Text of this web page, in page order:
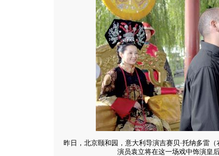
昨日，北京颐和园，意大利导演吉赛贝·托纳多雷
演员袁立将在这一场戏中饰演皇